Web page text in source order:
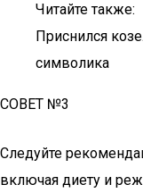
Читайте также:
Приснился
символика
СОВЕТ №3
Следуйте
включая диету и